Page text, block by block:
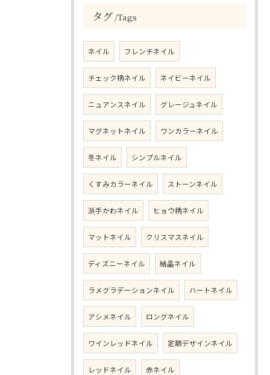
タグ Tags
ネイル フレンチネイル
チェック柄ネイル ネイビーネイル
ニュアンスネイル グレージュネイル
マグネットネイル ワンカラーネイル
冬ネイル シンプルネイル
くすみカラーネイル ストーンネイル
派手かわネイル ヒョウ柄ネイル
マットネイル クリスマスネイル
ディズニーネイル 結晶ネイル
ラメグラデーションネイル ハートネイル
アシメネイル ロングネイル
ワインレッドネイル 定額デザインネイル
レッドネイル 赤ネイル